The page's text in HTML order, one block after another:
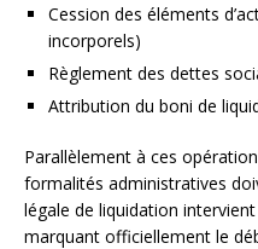
Cession des éléments
incorporels)
Règlement des dettes
Attribution du boni de
Parallèlement à ces
formalités administratives
légale de liquidation
marquant officiellement le